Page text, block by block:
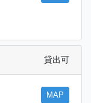
貸出可
MAP